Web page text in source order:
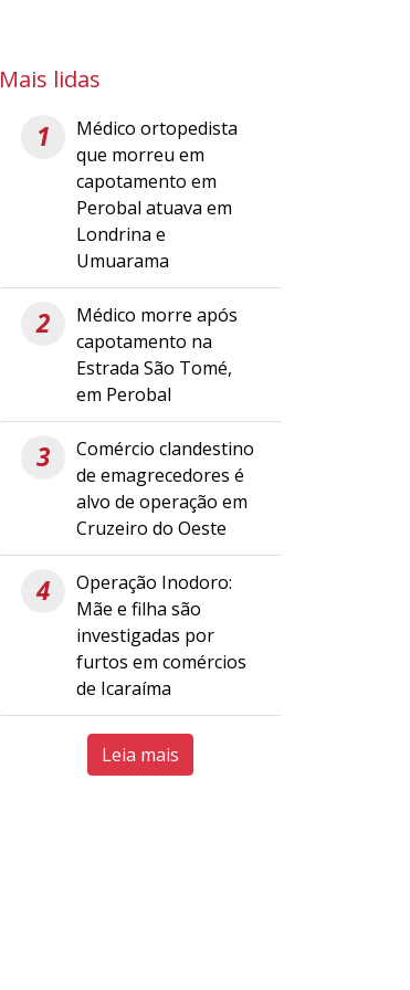
Mais lidas
1
Médico ortopedista
que morreu em
capotamento em
Perobal atuava em
Londrina e
Umuarama
2
Médico morre após
capotamento na
Estrada São Tomé,
em Perobal
3
Comércio clandestino
de emagrecedores é
alvo de operação em
Cruzeiro do Oeste
4
Operação Inodoro:
Mãe e filha são
investigadas por
furtos em comércios
de Icaraíma
Leia mais